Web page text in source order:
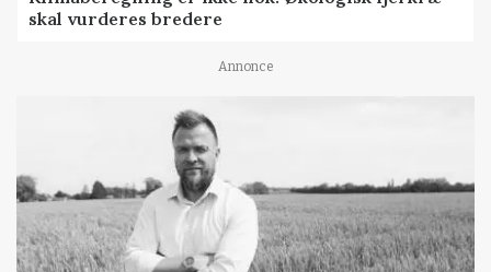
skal vurderes bredere
Annonce